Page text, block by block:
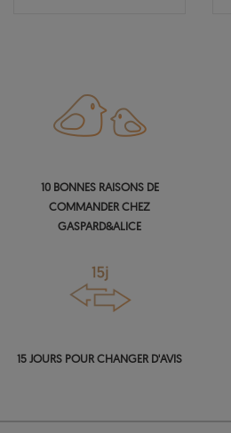
10 BONNES RAISONS DE
COMMANDER CHEZ
GASPARD&ALICE
15 JOURS POUR CHANGER D'AVIS